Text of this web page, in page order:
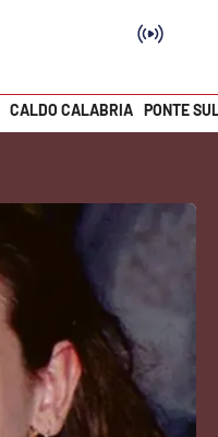
CALDO CALABRIA PONTE